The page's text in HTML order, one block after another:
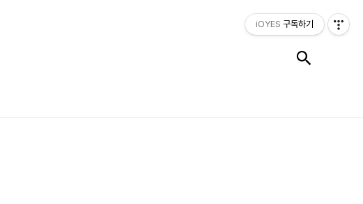
iOYES 구독하기